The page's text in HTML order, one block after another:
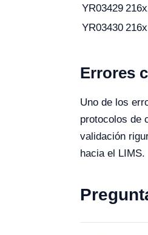
YR03429
YR03430
Errores
Uno de los
protocolos de
validación
hacia el LIMS.